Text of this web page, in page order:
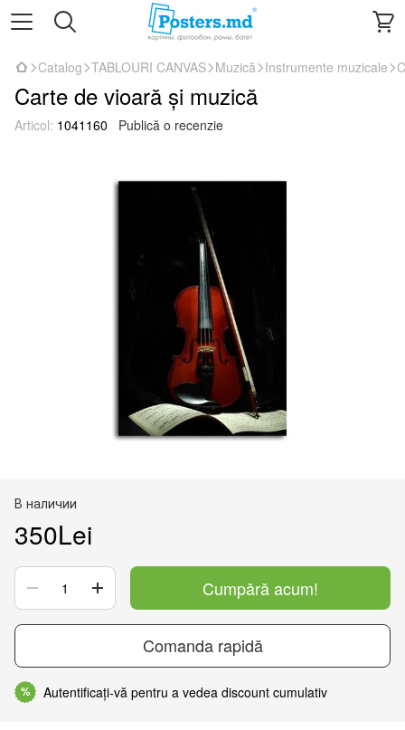
Catalog TABLOURI CANVAS Muzică Instrumente muzicale
Carte de vioară și muzică
Articol: 1041160 Publică o recenzie
В наличии
350Lei
Cumpără acum!
Comanda rapidă
% Autentificați-vă pentru a vedea discount cumulativ